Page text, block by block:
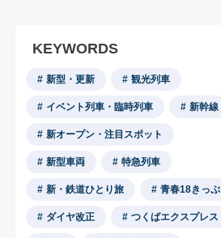
KEYWORDS
新型・更新 観光列車
イベント列車・臨時列車 新幹線
新オープン・注目スポット
新型車両 特急列車
新・鉄道ひとり旅 青春18きっぷ
ダイヤ改正 つくばエクスプレス